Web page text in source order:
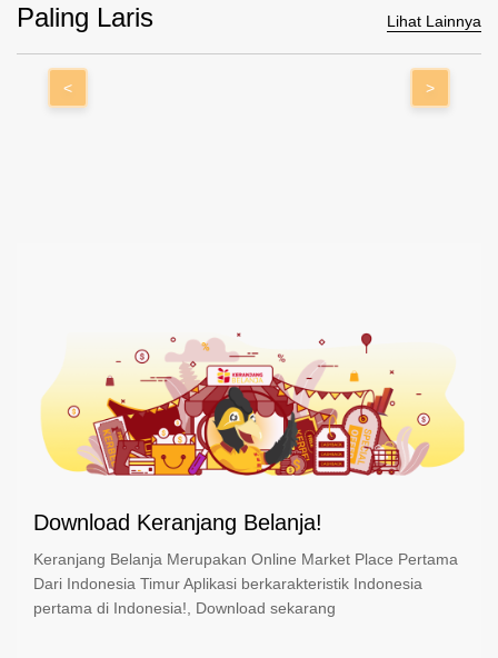
Paling Laris Lihat Lainnya
< >
Download Keranjang Belanja!
Keranjang Belanja Merupakan Online Market Place Pertama
Dari Indonesia Timur Aplikasi berkarakteristik Indonesia
pertama di Indonesia!, Download sekarang